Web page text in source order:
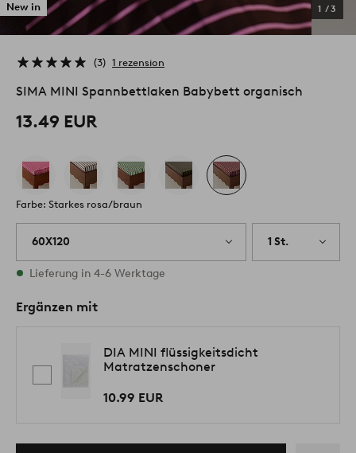
New in 1 /3
3 1 rezension
SIMA MINI Spannbettlaken Babybett organisch
13.49 EUR
Farbe: Starkes rosa/braun
60X120 1 St.
Vorrätig
Lieferung in 4-6 Werktage
Ergänzen mit
DIA MINI flüssigkeitsdicht
Matratzenschoner
10.99 EUR